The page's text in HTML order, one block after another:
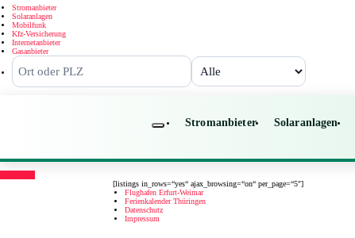
Stromanbieter
Solaranlagen
Mobilfunk
Kfz-Versicherung
Internetanbieter
Gasanbieter
Stromanbieter Solaranlagen
[listings in_rows=“yes“ ajax_browsing=“on“ per_page=“5″]
Flughafen Erfurt-Weimar
Ferienkalender Thüringen
Datenschutz
Impressum